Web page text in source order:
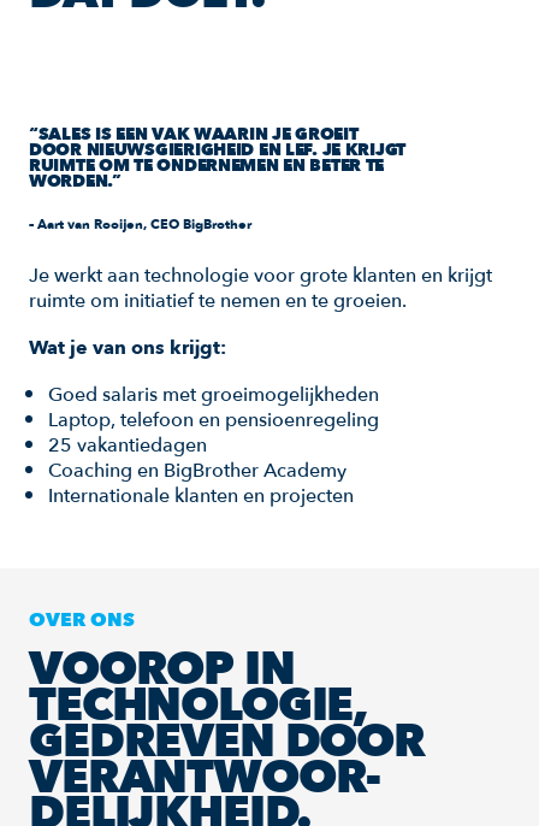
“SALES IS EEN VAK WAARIN JE GROEIT
DOOR NIEUWSGIERIGHEID EN LEF. JE KRIJGT
RUIMTE OM TE ONDERNEMEN EN BETER TE
WORDEN.”
– Aart van Rooijen, CEO BigBrother
Je werkt aan technologie voor grote klanten en krijgt
ruimte om initiatief te nemen en te groeien.
Wat je van ons krijgt:
Goed salaris met groeimogelijkheden
Laptop, telefoon en pensioenregeling
25 vakantiedagen
Coaching en BigBrother Academy
Internationale klanten en projecten
OVER ONS
VOOROP IN
TECHNOLOGIE,
GEDREVEN DOOR
VERANTWOOR-
DELIJKHEID.